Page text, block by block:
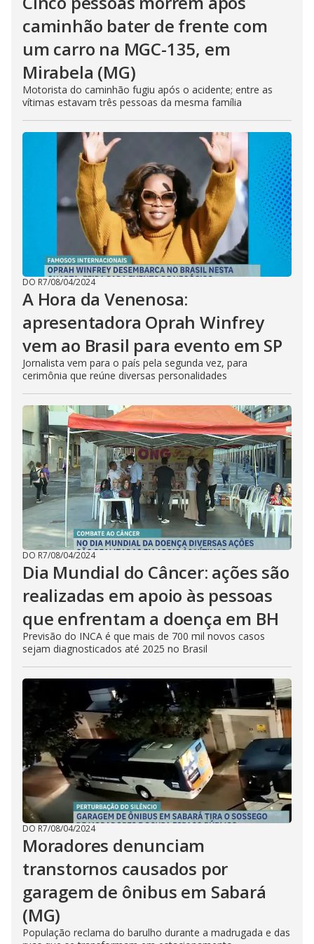
caminhão bater de frente com
um carro na MGC-135, em
Mirabela (MG)
Motorista do caminhão fugiu após o acidente; entre as
vítimas estavam três pessoas da mesma família
DO R7/08/04/2024
A Hora da Venenosa:
apresentadora Oprah Winfrey
vem ao Brasil para evento em SP
Jornalista vem para o país pela segunda vez, para
cerimônia que reúne diversas personalidades
DO R7/08/04/2024
Dia Mundial do Câncer: ações são
realizadas em apoio às pessoas
que enfrentam a doença em BH
Previsão do INCA é que mais de 700 mil novos casos
sejam diagnosticados até 2025 no Brasil
DO R7/08/04/2024
Moradores denunciam
transtornos causados por
garagem de ônibus em Sabará
(MG)
População reclama do barulho durante a madrugada e das